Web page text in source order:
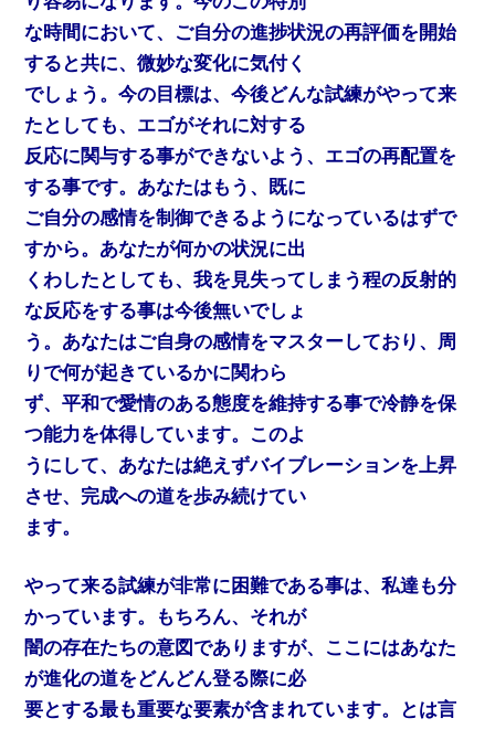
な時間において、ご自分の進捗状況の再評価を開始
すると共に、微妙な変化に気付く
でしょう。今の目標は、今後どんな試練がやって来
たとしても、エゴがそれに対する
反応に関与する事ができないよう、エゴの再配置を
する事です。あなたはもう、既に
ご自分の感情を制御できるようになっているはずで
すから。あなたが何かの状況に出
くわしたとしても、我を見失ってしまう程の反射的
な反応をする事は今後無いでしょ
う。あなたはご自身の感情をマスターしており、周
りで何が起きているかに関わら
ず、平和で愛情のある態度を維持する事で冷静を保
つ能力を体得しています。このよ
うにして、あなたは絶えずバイブレーションを上昇
させ、完成への道を歩み続けてい
ます。
やって来る試練が非常に困難である事は、私達も分
かっています。もちろん、それが
闇の存在たちの意図でありますが、ここにはあなた
が進化の道をどんどん登る際に必
要とする最も重要な要素が含まれています。とは言